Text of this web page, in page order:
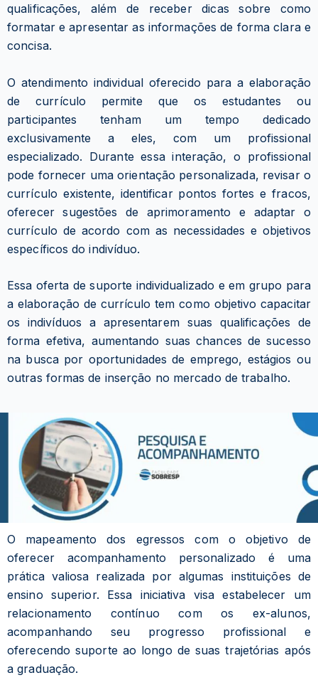
qualificações, além de receber dicas sobre como
formatar e apresentar as informações de forma clara e
concisa.
O atendimento individual oferecido para a elaboração
de currículo permite que os estudantes ou
participantes tenham um tempo dedicado
exclusivamente a eles, com um profissional
especializado. Durante essa interação, o profissional
pode fornecer uma orientação personalizada, revisar o
currículo existente, identificar pontos fortes e fracos,
oferecer sugestões de aprimoramento e adaptar o
currículo de acordo com as necessidades e objetivos
específicos do indivíduo.
Essa oferta de suporte individualizado e em grupo para
a elaboração de currículo tem como objetivo capacitar
os indivíduos a apresentarem suas qualificações de
forma efetiva, aumentando suas chances de sucesso
na busca por oportunidades de emprego, estágios ou
outras formas de inserção no mercado de trabalho.
O mapeamento dos egressos com o objetivo de
oferecer acompanhamento personalizado é uma
prática valiosa realizada por algumas instituições de
ensino superior. Essa iniciativa visa estabelecer um
relacionamento contínuo com os ex-alunos,
acompanhando seu progresso profissional e
oferecendo suporte ao longo de suas trajetórias após
a graduação.